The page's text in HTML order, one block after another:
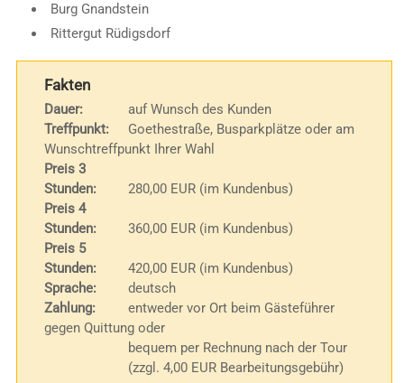
Burg Gnandstein
Rittergut Rüdigsdorf
Fakten
Dauer:
auf Wunsch des Kunden
Treffpunkt:
Goethestraße, Busparkplätze oder am
Wunschtreffpunkt Ihrer Wahl
Preis 3
Stunden:
280,00 EUR (im Kundenbus)
Preis 4
Stunden:
360,00 EUR (im Kundenbus)
Preis 5
Stunden:
420,00 EUR (im Kundenbus)
Sprache:
deutsch
Zahlung:
entweder vor Ort beim Gästeführer
gegen Quittung oder
bequem per Rechnung nach der Tour
(zzgl. 4,00 EUR Bearbeitungsgebühr)